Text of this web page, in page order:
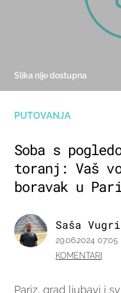
PUTOVANJA
Soba s
toranj: Vaš
boravak u
Pariz, grad ljubavi i
Saša
29.06.2024 07:05
KOMENTARI
Slika nije dostupna